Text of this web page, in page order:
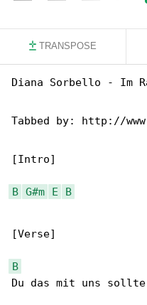
TRANSPOSE
Diana Sorbello - Im
Tabbed by: http://
[Intro]
B G#m E B
[Verse]
B
Du das mit uns sollte